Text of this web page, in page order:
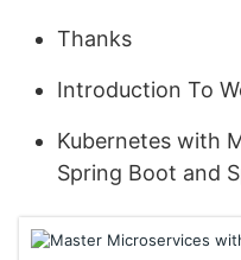
Thanks
Introduction To
Kubernetes with
Spring Boot and